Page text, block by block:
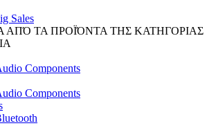
Sales
ΑΠΌ ΤΑ ΠΡΟΪΌΝΤΑ ΤΗΣ ΚΑΤΗΓΟΡΙΑΣ
Components
Components